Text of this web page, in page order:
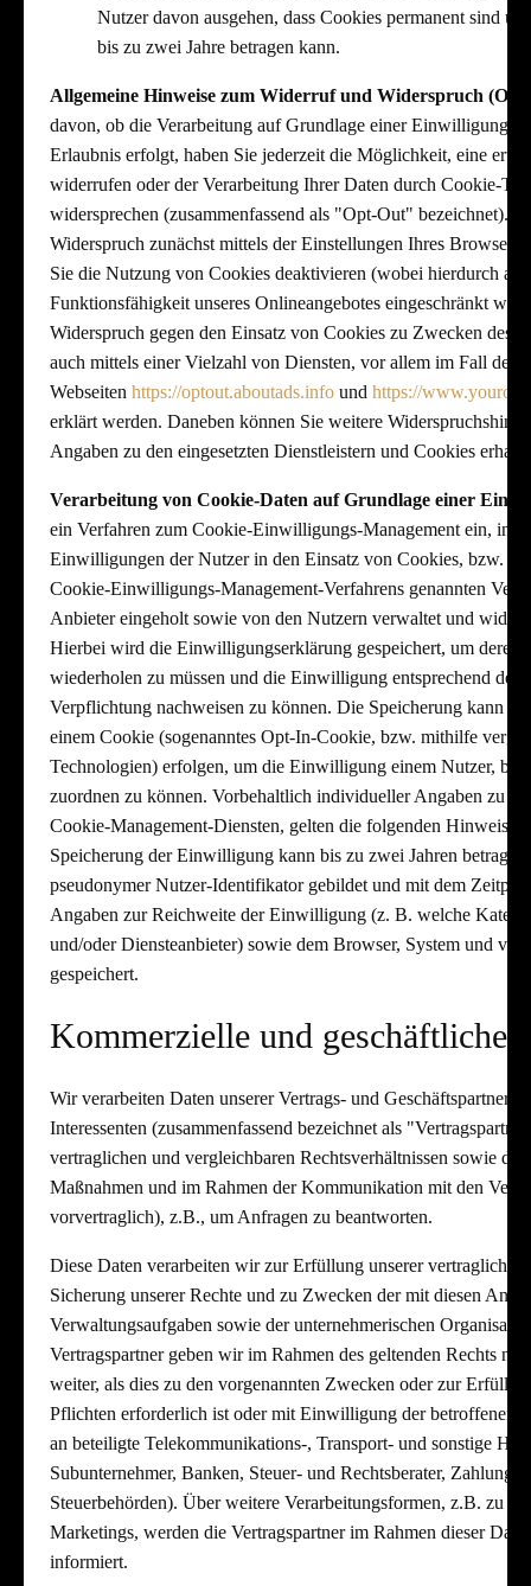
Nutzer davon ausgehen, dass Cookies permanent sind
bis zu zwei Jahre betragen kann.
Allgemeine Hinweise zum Widerruf und Widerspruch
davon, ob die Verarbeitung auf Grundlage einer Einwilligung
Erlaubnis erfolgt, haben Sie jederzeit die Möglichkeit, eine
widerrufen oder der Verarbeitung Ihrer Daten durch Cookie-
widersprechen (zusammenfassend als "Opt-Out" bezeichnet).
Widerspruch zunächst mittels der Einstellungen Ihres Browsers
Sie die Nutzung von Cookies deaktivieren (wobei hierdurch
Funktionsfähigkeit unseres Onlineangebotes eingeschränkt
Widerspruch gegen den Einsatz von Cookies zu Zwecken des
auch mittels einer Vielzahl von Diensten, vor allem im Fall des
Webseitenhttps://optout.aboutads.info undhttps://
erklärt werden. Daneben können Sie weitere
Angaben zu den eingesetzten Dienstleistern und Cookies
Verarbeitung von Cookie-Daten auf Grundlage einer
ein Verfahren zum Cookie-Einwilligungs-Management ein, in
Einwilligungen der Nutzer in den Einsatz von Cookies, bzw.
Cookie-Einwilligungs-Management-Verfahrens genannten
Anbieter eingeholt sowie von den Nutzern verwaltet und
Hierbei wird die Einwilligungserklärung gespeichert, um deren
wiederholen zu müssen und die Einwilligung entsprechend der
Verpflichtung nachweisen zu können. Die Speicherung kann
einem Cookie (sogenanntes Opt-In-Cookie, bzw. mithilfe
Technologien) erfolgen, um die Einwilligung einem Nutzer,
zuordnen zu können. Vorbehaltlich individueller Angaben zu
Cookie-Management-Diensten, gelten die folgenden Hinweise:
Speicherung der Einwilligung kann bis zu zwei Jahren
pseudonymer Nutzer-Identifikator gebildet und mit dem
Angaben zur Reichweite der Einwilligung (z. B. welche
und/oder Diensteanbieter) sowie dem Browser, System und
gespeichert.
Kommerzielle und geschäftliche
Wir verarbeiten Daten unserer Vertrags- und Geschäftspartner,
Interessenten (zusammenfassend bezeichnet als
vertraglichen und vergleichbaren Rechtsverhältnissen sowie
Maßnahmen und im Rahmen der Kommunikation mit den
vorvertraglich), z.B., um Anfragen zu beantworten.
Diese Daten verarbeiten wir zur Erfüllung unserer
Sicherung unserer Rechte und zu Zwecken der mit diesen
Verwaltungsaufgaben sowie der unternehmerischen
Vertragspartner geben wir im Rahmen des geltenden Rechts
weiter, als dies zu den vorgenannten Zwecken oder zur
Pflichten erforderlich ist oder mit Einwilligung der betroffenen
an beteiligte Telekommunikations-, Transport- und sonstige
Subunternehmer, Banken, Steuer- und Rechtsberater,
Steuerbehörden). Über weitere Verarbeitungsformen, z.B. zu
Marketings, werden die Vertragspartner im Rahmen dieser
informiert.